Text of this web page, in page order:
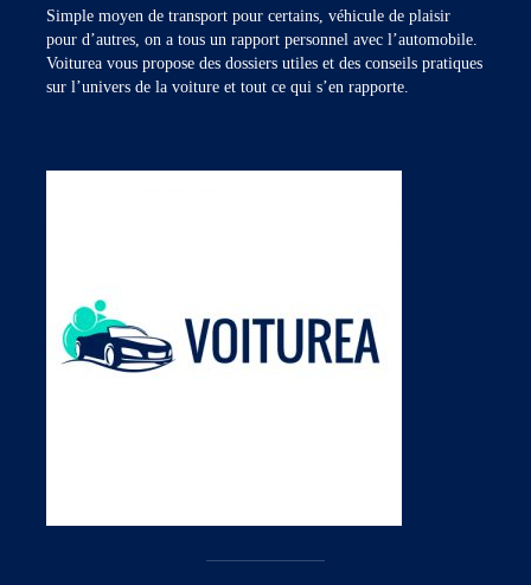
Simple moyen de transport pour certains, véhicule de plaisir
pour d’autres, on a tous un rapport personnel avec l’automobile.
Voiturea vous propose des dossiers utiles et des conseils pratiques
sur l’univers de la voiture et tout ce qui s’en rapporte.